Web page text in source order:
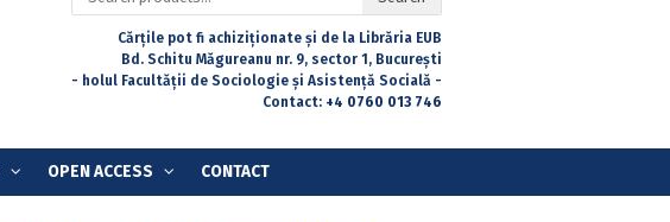
for:
Cărțile pot fi achiziționate și de la Librăria EUB
Bd. Schitu Măgureanu nr. 9, sector 1, București
- holul Facultății de Sociologie și Asistență Socială -
Contact: +4 0760 013 746
OPEN ACCESS CONTACT